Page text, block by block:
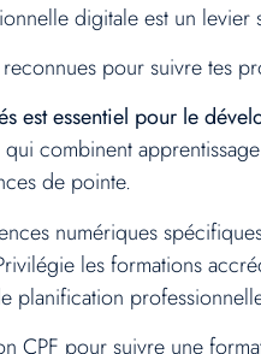
digitale est un
pour suivre tes
est essentiel pour le
qui combinent
de pointe.
numériques
les formations
planification
CPF pour suivre une